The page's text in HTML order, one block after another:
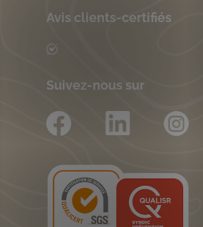
Avis clients-certifiés
Suivez-nous sur